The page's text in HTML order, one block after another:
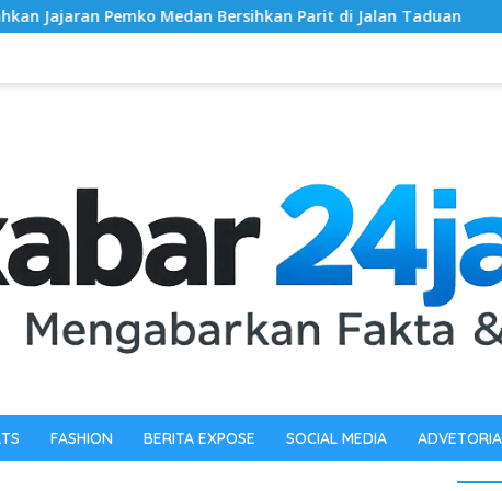
Medan Bersihkan Parit di Jalan Taduan Dandim 0603/
FASHION BERITA EXPOSE SOCIAL MEDIA